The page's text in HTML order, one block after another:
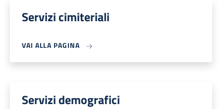
Servizi cimiteriali
VAI ALLA PAGINA
Servizi demografici